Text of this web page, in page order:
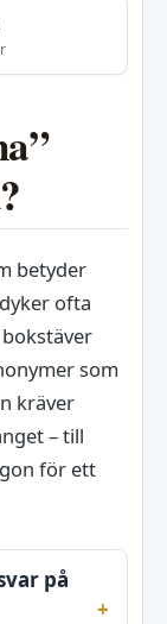
betyder
ofta
som
kräver
– till
för ett
på